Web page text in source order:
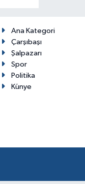
Ana Kategori
Çarşıbaşı
Şalpazarı
Spor
Politika
Künye